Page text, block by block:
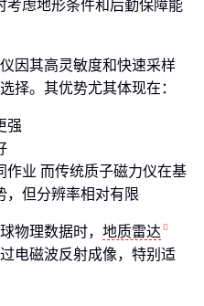
考虑地形条件和后勤保障能
因其高灵敏度和快速采样
择。其优势尤其体现在：
强
作业 而传统质子磁力仪在基
，但分辨率相对有限
物理数据时， 地质雷达
电磁波反射成像，特别适